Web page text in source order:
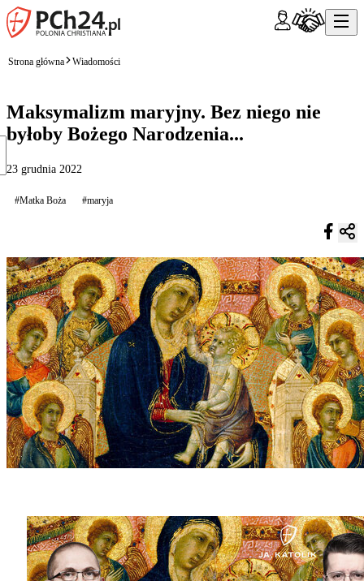
Strona główna Wiadomości
Maksymalizm maryjny. Bez niego nie
byłoby Bożego Narodzenia...
23 grudnia 2022
#Matka Boża #maryja